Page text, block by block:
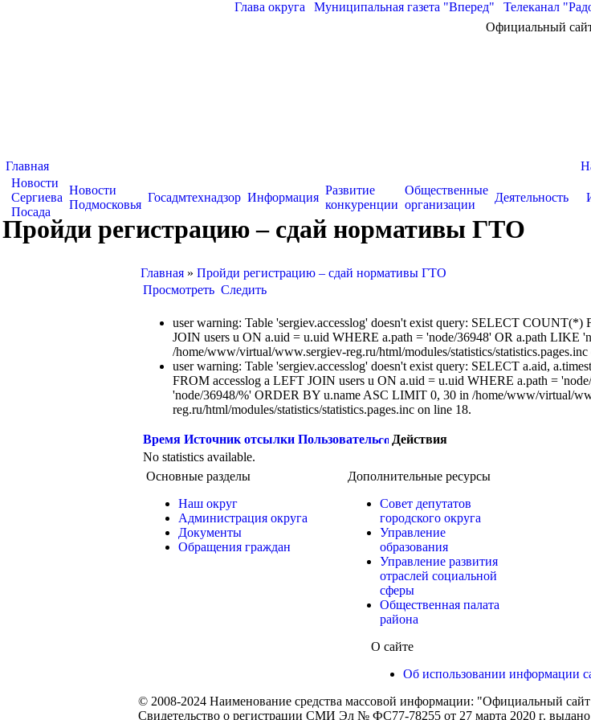
Глава округа Муниципальная газета "Вперед"
Телеканал
Официальный
Главная
Новости
Сергиева
Посада
Новости
Подмосковья
Госадмтехнадзор Информация
Развитие
конкуренции
Общественные
организации
Деятельность
Пройди регистрацию – сдай нормативы ГТО
Главная » Пройди регистрацию – сдай нормативы ГТО
Просмотреть Следить
user warning: Table 'sergiev.accesslog' doesn't exist query: SELECT COUNT(*)
JOIN users u ON a.uid = u.uid WHERE a.path = 'node/36948' OR a.path LIKE
/home/www/virtual/www.sergiev-reg.ru/html/modules/statistics/
user warning: Table 'sergiev.accesslog' doesn't exist query: SELECT a.aid,
FROM accesslog a LEFT JOIN users u ON a.uid = u.uid WHERE a.path =
'node/36948/%' ORDER BY u.name ASC LIMIT 0, 30 in /home/www/virtual/
reg.ru/html/modules/statistics/statistics.pages.inc on line 18.
Время Источник отсылки Пользователь
Действия
No statistics available.
Основные разделы
Наш округ
Администрация округа
Документы
Обращения граждан
Дополнительные ресурсы
Совет депутатов
городского округа
Управление
образования
Управление развития
отраслей социальной
сферы
Общественная палата
района
О сайте
Об использовании информации
© 2008-2024 Наименование средства массовой информации: "Официальный
Свидетельство о регистрации СМИ Эл № ФС77-78255 от 27 марта 2020 г. выдано